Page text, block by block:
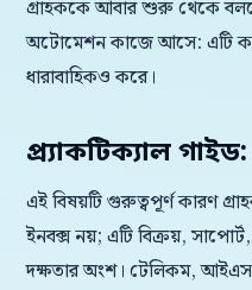
গ্রাহককে আবার শুরু থেকে
অটোমেশন কাজে আসে: এটি
ধারাবাহিকও করে।
প্র্যাকটিক্যাল
এই বিষয়টি গুরুত্বপূর্ণ কারণ
ইনবক্স নয়; এটি বিক্রয়, সাপোর্ট,
দক্ষতার অংশ। টেলিকম,